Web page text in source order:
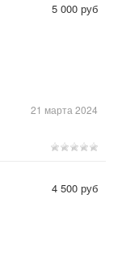
21 марта 2024
5 000 руб
4 500 руб